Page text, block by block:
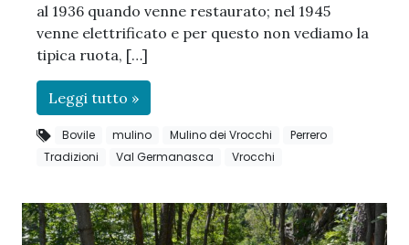
al 1936 quando venne restaurato; nel 1945
venne elettrificato e per questo non vediamo la
tipica ruota, […]
Leggi tutto »
Bovile mulino Mulino dei Vrocchi
Perrero
Tradizioni
Val Germanasca Vrocchi